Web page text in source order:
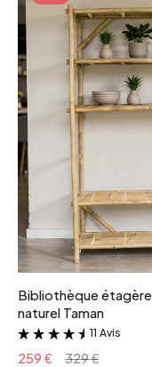
livre monte
non
matiere detaillee
Bambou
matiere garnissage
Polyester
poids colis
16 kg
Bibliothèque
naturel Taman
&
11 Avis
259 € 329 €